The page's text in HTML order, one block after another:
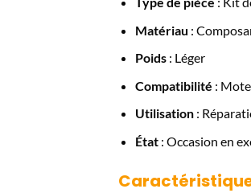
Matériau :
Poids: Léger
Compatibilité :
Utilisation:
État: Occasion en